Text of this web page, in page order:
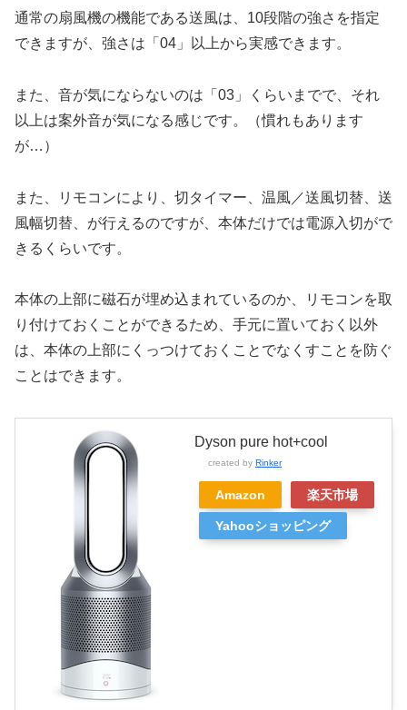
通常の扇風機の機能である送風は、10段階の強さを指定
できますが、強さは「04」以上から実感できます。
また、音が気にならないのは「03」くらいまでで、それ
以上は案外音が気になる感じです。（慣れもあります
が…）
また、リモコンにより、切タイマー、温風／送風切替、送
風幅切替、が行えるのですが、本体だけでは電源入切がで
きるくらいです。
本体の上部に磁石が埋め込まれているのか、リモコンを取
り付けておくことができるため、手元に置いておく以外
は、本体の上部にくっつけておくことでなくすことを防ぐ
ことはできます。
Dyson pure hot+cool
created by Rinker
Amazon 楽天市場
Yahooショッピング